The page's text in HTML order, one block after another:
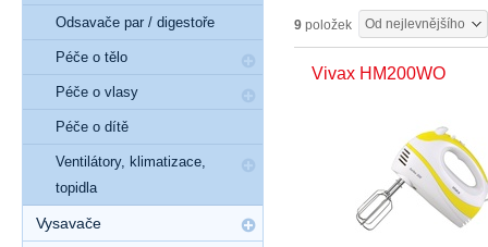
9 položek Od nejlevnějšího
Vivax HM200WO
Odsavače par / digestoře
Péče o tělo
Péče o vlasy
Péče o dítě
Ventilátory, klimatizace,
topidla
Vysavače